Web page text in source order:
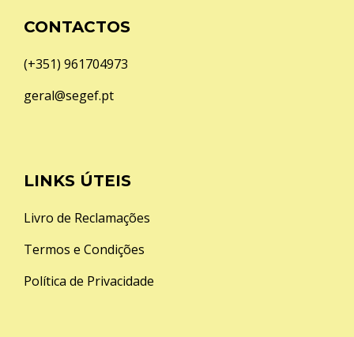
CONTACTOS
(+351) 961704973
geral@segef.pt
LINKS ÚTEIS
Livro de Reclamações
Termos e Condições
Política de Privacidade